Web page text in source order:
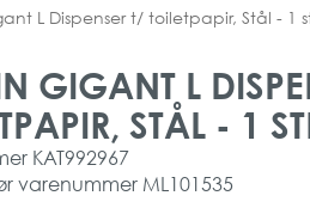
L Dispenser t/ toiletpapir, Stål - 1
GIGANT L
STÅL - 1
KAT992967
varenummer ML101535